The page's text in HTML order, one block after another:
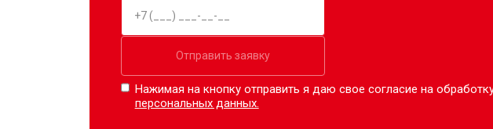
Отправить заявку
Нажимая на кнопку отправить я даю свое согласие на
персональных данных.